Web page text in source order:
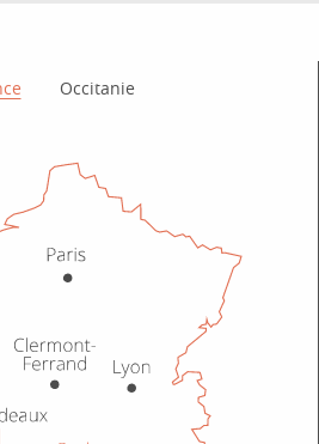
?
Occitanie